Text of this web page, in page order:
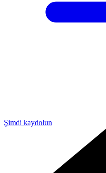
Şimdi kaydolun